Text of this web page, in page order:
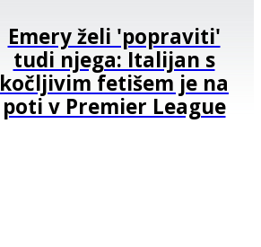
Emery želi 'popraviti'
tudi njega: Italijan s
kočljivim fetišem je na
poti v Premier League